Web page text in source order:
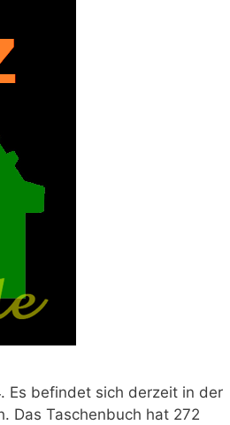
Es befindet sich derzeit in der
Das Taschenbuch hat 272